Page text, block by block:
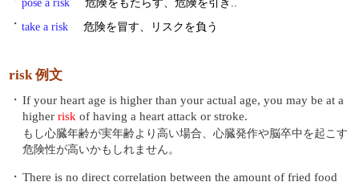
pose a risk
危険をもたらす、危険を引き..
・ take a risk 危険を冒す、リスクを負う
risk 例文
・ If your heart age is higher than your actual age, you may be at a
higher risk of having a heart attack or stroke.
もし心臓年齢が実年齢より高い場合、心臓発作や脳卒中を起こす
危険性が高いかもしれません。
・ There is no direct correlation between the amount of fried food